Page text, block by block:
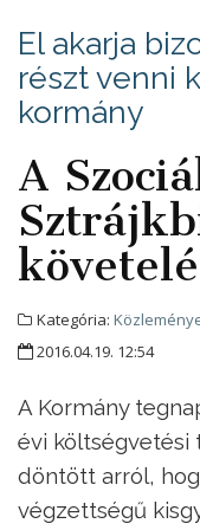
El akarja
részt venni
kormány
A
Kategória:
2016.04.19. 12:54
A Kormány
évi költségvetési
döntött arról,
végzettségű